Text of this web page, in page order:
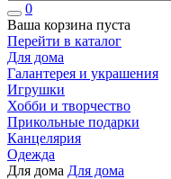
0
Ваша корзина пуста
Перейти в каталог
Для дома
Галантерея и украшения
Игрушки
Хобби и творчество
Прикольные подарки
Канцелярия
Одежда
Для дома Для дома